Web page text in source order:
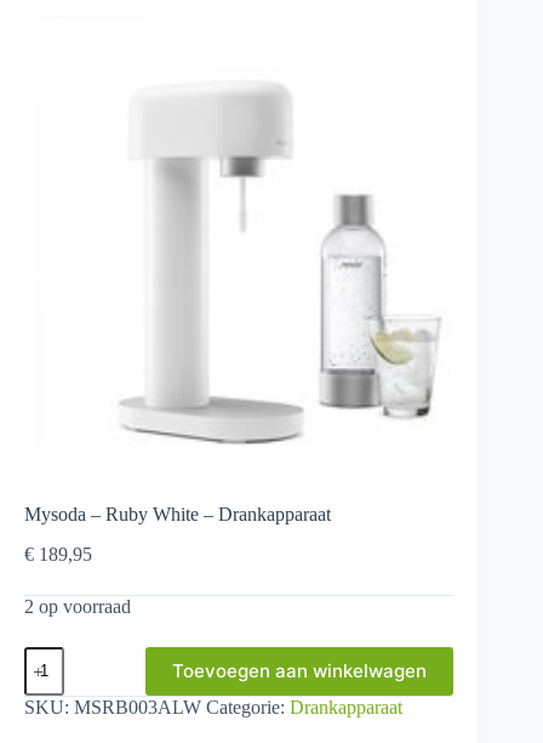
Mysoda – Ruby White – Drankapparaat
€ 189,95
2 op voorraad
Mysoda
Ruby
White
Toevoegen aan winkelwagen
SKU: MSRB003ALW Categorie: Drankapparaat